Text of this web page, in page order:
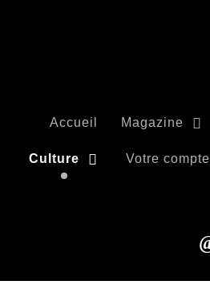
Accueil Magazine
Culture Votre compte